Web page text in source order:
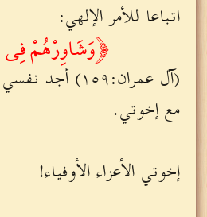
اتباعا للأمر الإلهي:
﴿ وَشَاوِرْهُمْ فِي
(آل عمران:١٥٩)
مع إخوتي.
إخوتي الأعزاء الأوفياء!